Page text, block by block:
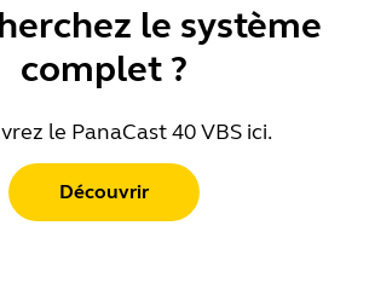
le système
complet ?
le PanaCast 40 VBS ici.
Découvrir